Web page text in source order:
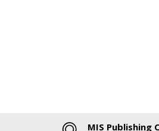
MIS Publishing